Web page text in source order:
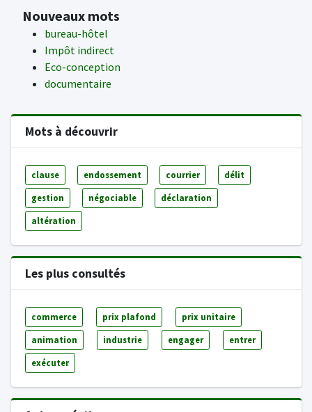
Nouveaux mots
bureau-hôtel
Impôt indirect
Eco-conception
documentaire
Mots à découvrir
clause endossement courrier délit
gestion négociable déclaration
altération
Les plus consultés
commerce prix plafond prix unitaire
animation industrie engager entrer
exécuter